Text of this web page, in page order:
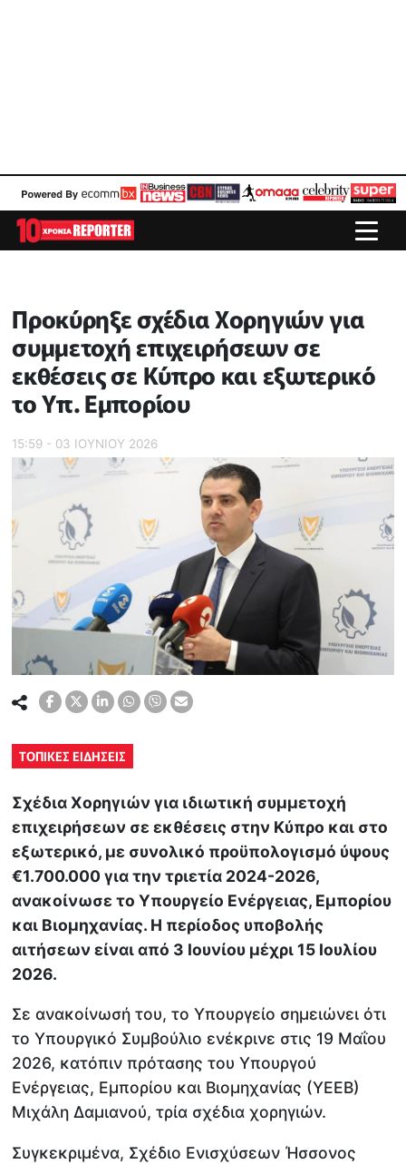
Προκύρηξε σχέδια Χορηγιών για
συμμετοχή επιχειρήσεων σε
εκθέσεις σε Κύπρο και εξωτερικό
το Υπ. Εμπορίου
15:59 - 03 ΙΟΥΝΙΟΥ 2026
ΤΟΠΙΚΕΣ ΕΙΔΗΣΕΙΣ
Σχέδια Χορηγιών για ιδιωτική συμμετοχή
επιχειρήσεων σε εκθέσεις στην Κύπρο και στο
εξωτερικό, με συνολικό προϋπολογισμό ύψους
€1.700.000 για την τριετία 2024-2026,
ανακοίνωσε το Υπουργείο Ενέργειας, Εμπορίου
και Βιομηχανίας. Η περίοδος υποβολής
αιτήσεων είναι από 3 Ιουνίου μέχρι 15 Ιουλίου
2026.
Σε ανακοίνωσή του, το Υπουργείο σημειώνει ότι
το Υπουργικό Συμβούλιο ενέκρινε στις 19 Μαΐου
2026, κατόπιν πρότασης του Υπουργού
Ενέργειας, Εμπορίου και Βιομηχανίας (ΥΕΕΒ)
Μιχάλη Δαμιανού, τρία σχέδια χορηγιών.
Συγκεκριμένα, Σχέδιο Ενισχύσεων Ήσσονος